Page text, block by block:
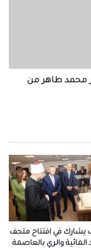
محمد طاهر من
يشارك في افتتاح متحف
المائية والري بالعاصمة